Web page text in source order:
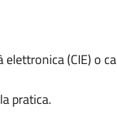
(CIE) o
pratica.